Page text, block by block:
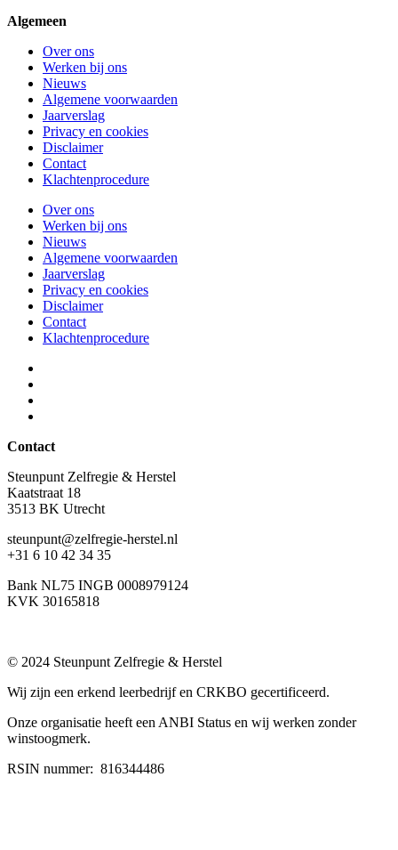
Algemeen
Over ons
Werken bij ons
Nieuws
Algemene voorwaarden
Jaarverslag
Privacy en cookies
Disclaimer
Contact
Klachtenprocedure
Over ons
Werken bij ons
Nieuws
Algemene voorwaarden
Jaarverslag
Privacy en cookies
Disclaimer
Contact
Klachtenprocedure
Contact
Steunpunt Zelfregie & Herstel
Kaatstraat 18
3513 BK Utrecht
steunpunt@zelfregie-herstel.nl
+31 6 10 42 34 35
Bank NL75 INGB 0008979124
KVK 30165818
© 2024 Steunpunt Zelfregie & Herstel
Wij zijn een erkend leerbedrijf en CRKBO gecertificeerd.
Onze organisatie heeft een ANBI Status en wij werken zonder
winstoogmerk.
RSIN nummer: 816344486